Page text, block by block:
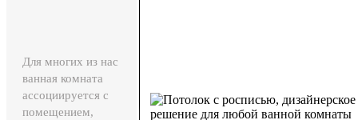
Для многих из нас
ванная комната
ассоциируется с
помещением,